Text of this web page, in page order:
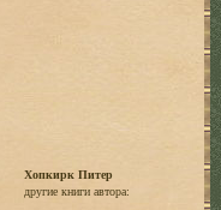
Хопкирк Питер
другие книги автора: